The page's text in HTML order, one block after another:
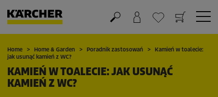
Koszyk
Lista życzeń
Home Home & Garden Poradnik zastosowań
Kamień w toalecie:
jak usunąć kamień z WC?
KAMIEŃ W TOALECIE: JAK USUNĄĆ
KAMIEŃ Z WC?